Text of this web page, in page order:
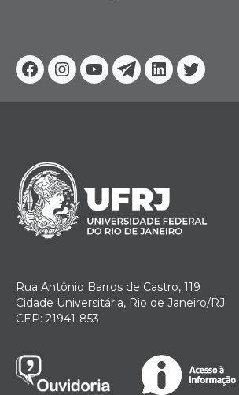
Facebook
Instagram
YoutubeTelegram
Linkedin
Twitter
Rua Antônio Barros de Castro, 119
Cidade Universitária, Rio de Janeiro/RJ
CEP: 21941-853